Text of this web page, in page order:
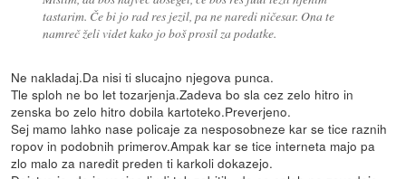
tastarim. Če bi jo rad res jezil, pa ne naredi ničesar. Ona te
namreč želi videt kako jo boš prosil za podatke.
Ne nakladaj.Da nisi ti slucajno njegova punca.
Tle sploh ne bo let tozarjenja.Zadeva bo sla cez zelo hitro in
zenska bo zelo hitro dobila kartoteko.Preverjeno.
Sej mamo lahko nase policaje za nesposobneze kar se tice raznih
ropov in podobnih primerov.Ampak kar se tice interneta majo pa
zlo malo za naredit preden ti karkoli dokazejo.